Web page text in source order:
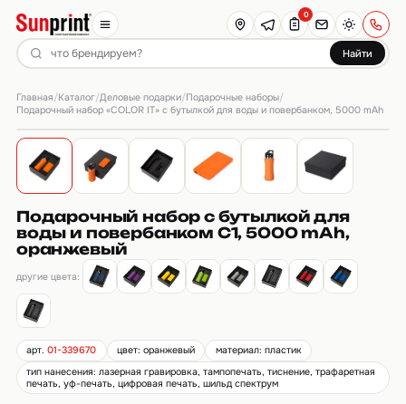
Найти
0
Главная/Каталог/Деловые подарки/Подарочные наборы/
Подарочный набор «COLOR IT» с бутылкой для воды и повербанком, 5000 mAh
Подарочный набор с бутылкой для
воды и повербанком С1, 5000 mAh,
оранжевый
другие цвета:
арт.01-339670 цвет: оранжевый
материал: пластик
тип нанесения: лазерная гравировка, тампопечать, тиснение, трафаретная
печать, уф-печать, цифровая печать, шильд спектрум